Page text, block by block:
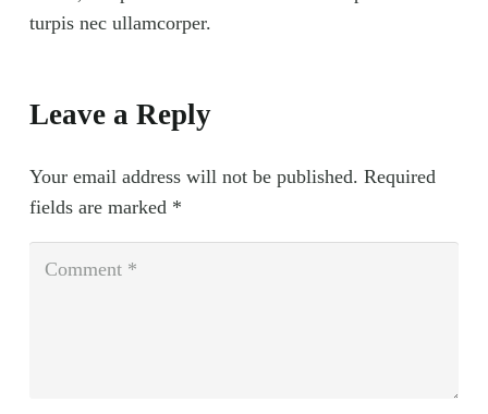
turpis nec ullamcorper.
Leave a Reply
Your email address will not be published. Required
fields are marked *